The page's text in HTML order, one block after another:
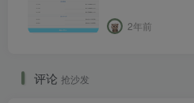
2年前
评论 抢沙发